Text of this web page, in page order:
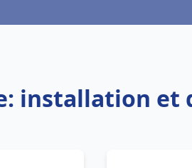
installation et